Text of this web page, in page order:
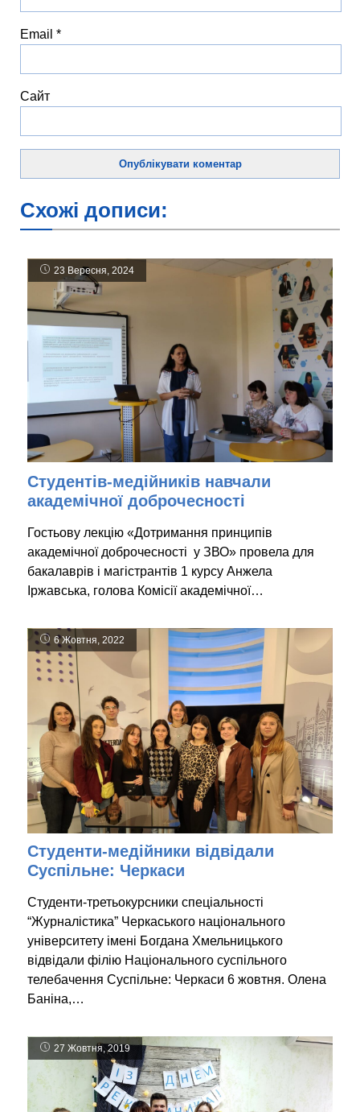
Email *
Сайт
Схожі дописи:
23 Вересня, 2024
Студентів-медійників навчали
академічної доброчесності
Гостьову лекцію «Дотримання принципів
академічної доброчесності у ЗВО» провела для
бакалаврів і магістрантів 1 курсу Анжела
Іржавська, голова Комісії академічної…
6 Жовтня, 2022
Студенти-медійники відвідали
Суспільне: Черкаси
Студенти-третьокурсники спеціальності
“Журналістика” Черкаського національного
університету імені Богдана Хмельницького
відвідали філію Національного суспільного
телебачення Суспільне: Черкаси 6 жовтня. Олена
Баніна,…
27 Жовтня, 2019